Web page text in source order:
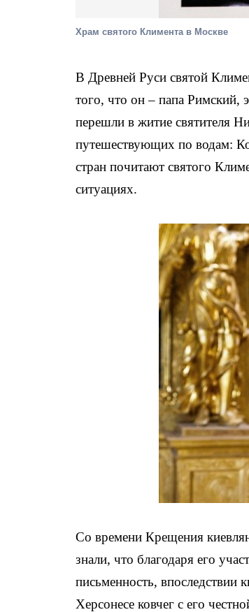
Храм святого Климента в Москве
В Древней Руси святой
того, что он – папа Римский,
перешли в житие святителя
путешествующих по водам:
стран почитают святого
ситуациях.
Со времени Крещения
знали, что благодаря его
письменность, впоследствии
Херсонесе ковчег с его